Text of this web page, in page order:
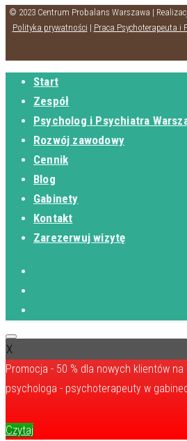
© 2023 Centrum Probalans Warszawa |
Polityka prywatności | Praca Psychoterapeuta i
Start
Zespół
Psycholog i Psychiatra
Rozwój zawodowy
Cennik
Blog
Gabinety
Kontakt
Zarezerwuj wizytę
X
Promocja - 50 % dla nowych klientów
psychologa - psychoterapeuty w
Czytaj